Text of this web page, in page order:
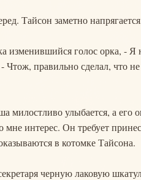
Тайсон заметно
изменившийся голос орка, - Я
правильно сделал, что
улыбается, а его
мне интерес. Он требует
в котомке Тайсона.
черную лаковую